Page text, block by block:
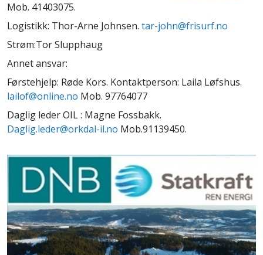
Mob. 41403075.
Logistikk: Thor-Arne Johnsen. tar-john@frisurf.no
Strøm:Tor Slupphaug
Annet ansvar:
Førstehjelp: Røde Kors. Kontaktperson: Laila Løfshus.
lailof@online.no Mob. 97764077
Daglig leder OIL : Magne Fossbakk.
Daglig.leder@orkdal-il.no Mob.91139450.